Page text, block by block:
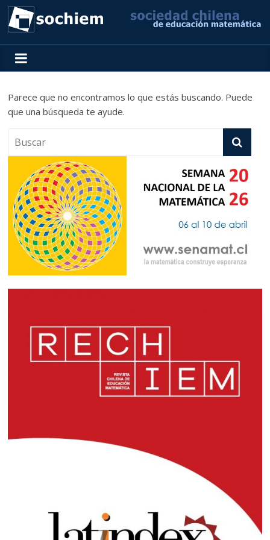
SOCHIEM
Sociedad
de
Educación
Parece que no encontramos lo que estás buscando. Puede
que una búsqueda te ayude.